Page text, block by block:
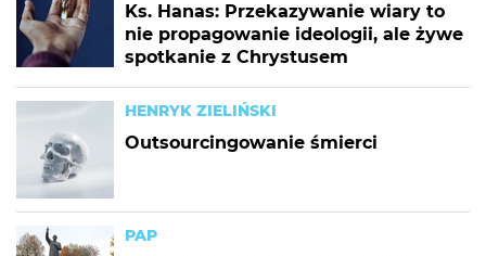
Ks. Hanas: Przekazywanie wiary to
nie propagowanie ideologii, ale żywe
spotkanie z Chrystusem
HENRYK ZIELIŃSKI
Outsourcingowanie śmierci
PAP